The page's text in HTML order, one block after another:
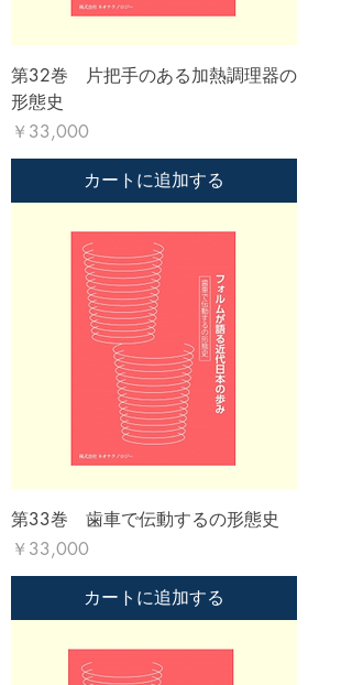
第32巻 片把手のある加熱調理器の
形態史
価格
￥33,000
カートに追加する
第33巻 歯車で伝動するの形態史
価格
￥33,000
カートに追加する